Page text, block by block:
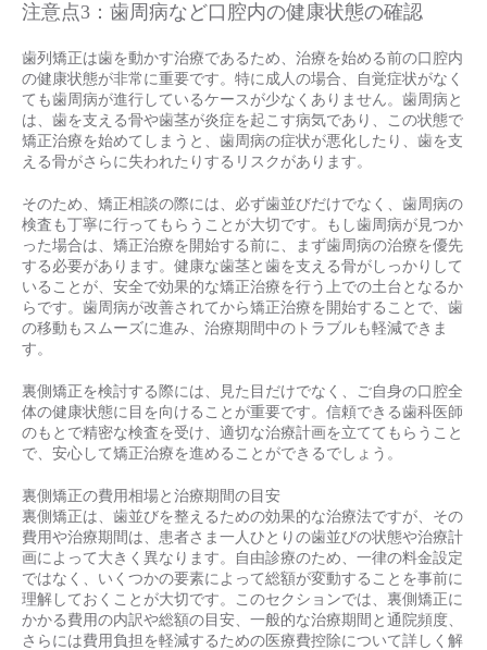
注意点3：歯周病など口腔内の健康状態の確認
歯列矯正は歯を動かす治療であるため、治療を始める前の口腔内
の健康状態が非常に重要です。特に成人の場合、自覚症状がなく
ても歯周病が進行しているケースが少なくありません。歯周病と
は、歯を支える骨や歯茎が炎症を起こす病気であり、この状態で
矯正治療を始めてしまうと、歯周病の症状が悪化したり、歯を支
える骨がさらに失われたりするリスクがあります。
そのため、矯正相談の際には、必ず歯並びだけでなく、歯周病の
検査も丁寧に行ってもらうことが大切です。もし歯周病が見つか
った場合は、矯正治療を開始する前に、まず歯周病の治療を優先
する必要があります。健康な歯茎と歯を支える骨がしっかりして
いることが、安全で効果的な矯正治療を行う上での土台となるか
らです。歯周病が改善されてから矯正治療を開始することで、歯
の移動もスムーズに進み、治療期間中のトラブルも軽減できま
す。
裏側矯正を検討する際には、見た目だけでなく、ご自身の口腔全
体の健康状態に目を向けることが重要です。信頼できる歯科医師
のもとで精密な検査を受け、適切な治療計画を立ててもらうこと
で、安心して矯正治療を進めることができるでしょう。
裏側矯正の費用相場と治療期間の目安
裏側矯正は、歯並びを整えるための効果的な治療法ですが、その
費用や治療期間は、患者さま一人ひとりの歯並びの状態や治療計
画によって大きく異なります。自由診療のため、一律の料金設定
ではなく、いくつかの要素によって総額が変動することを事前に
理解しておくことが大切です。このセクションでは、裏側矯正に
かかる費用の内訳や総額の目安、一般的な治療期間と通院頻度、
さらには費用負担を軽減するための医療費控除について詳しく解